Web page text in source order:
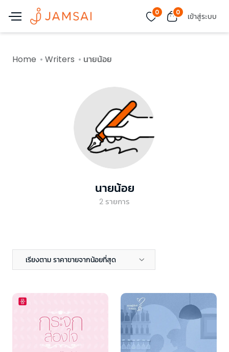
0 0 เข้าสู่ระบบ
Home Writers นายน้อย
นายน้อย
2รายการ
เรียงตาม ราคาขายจากน้อยที่สุด